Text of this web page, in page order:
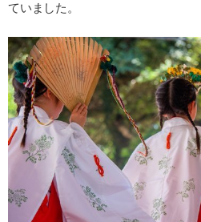
ていました。